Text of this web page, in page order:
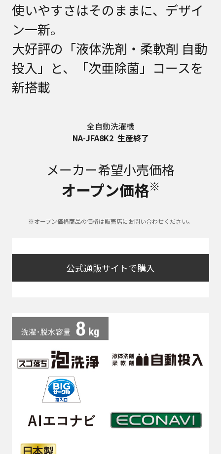
使いやすさはそのままに、デザイ
ン一新。
大好評の「液体洗剤・柔軟剤 自動
投入」と、「次亜除菌」コースを
新搭載
全自動洗濯機
NA-JFA8K2 生産終了
メーカー希望小売価格
オープン価格※
※オープン価格商品の価格は販売店にお問い合わせください。
公式通販サイトで購入